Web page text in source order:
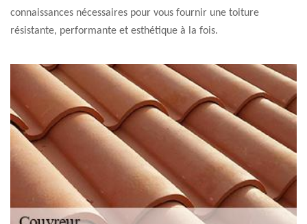
connaissances nécessaires pour vous fournir une toiture
résistante, performante et esthétique à la fois.